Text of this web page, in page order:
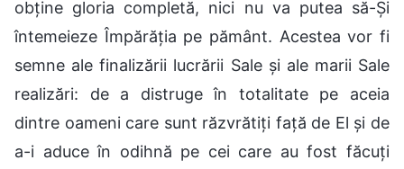
obține gloria completă, nici nu va putea să-Și
întemeieze Împărăția pe pământ. Acestea vor fi
semne ale finalizării lucrării Sale și ale marii Sale
realizări: de a distruge în totalitate pe aceia
dintre oameni care sunt răzvrătiți față de El și de
a-i aduce în odihnă pe cei care au fost făcuți